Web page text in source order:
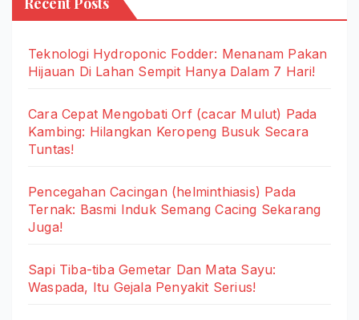
Teknologi Hydroponic Fodder: Menanam Pakan
Hijauan Di Lahan Sempit Hanya Dalam 7 Hari!
Cara Cepat Mengobati Orf (cacar Mulut) Pada
Kambing: Hilangkan Keropeng Busuk Secara
Tuntas!
Pencegahan Cacingan (helminthiasis) Pada
Ternak: Basmi Induk Semang Cacing Sekarang
Juga!
Sapi Tiba-tiba Gemetar Dan Mata Sayu:
Waspada, Itu Gejala Penyakit Serius!